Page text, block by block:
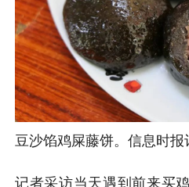
豆沙馅鸡屎藤饼。信息时报
记者采访当天遇到前来买